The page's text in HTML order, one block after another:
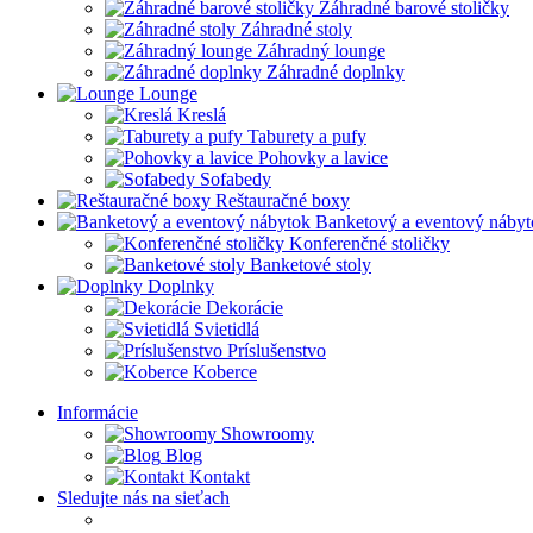
Záhradné barové stoličky
Záhradné stoly
Záhradný lounge
Záhradné doplnky
Lounge
Kreslá
Taburety a pufy
Pohovky a lavice
Sofabedy
Reštauračné boxy
Banketový a eventový
Konferenčné stoličky
Banketové stoly
Doplnky
Dekorácie
Svietidlá
Príslušenstvo
Koberce
Informácie
Showroomy
Blog
Kontakt
Sledujte nás na sieťach